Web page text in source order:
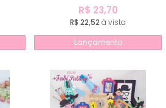
R$ 23,70
R$ 22,52 à vista
Lançamento